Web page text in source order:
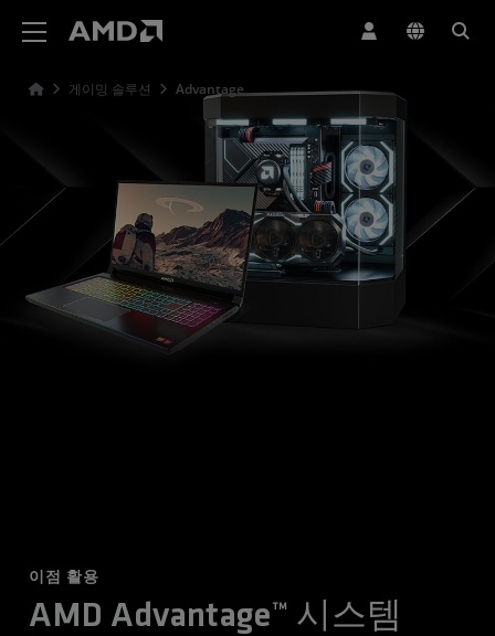
게이밍 솔루션 Advantage
이점 활용
AMD Advantage™ 시스템